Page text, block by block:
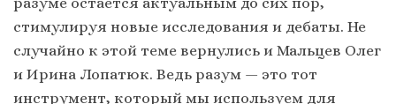
стимулируя новые исследования и дебаты. Не
случайно к этой теме вернулись и Мальцев Олег
и Ирина Лопатюк. Ведь разум — это тот
инструмент, который мы используем для